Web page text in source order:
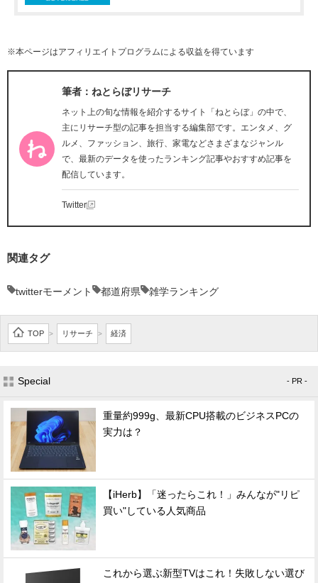
※本ページはアフィリエイトプログラムによる収益を得ています
筆者：ねとらぼリサーチ
ネット上の旬な情報を紹介するサイト「ねとらぼ」の中で、
主にリサーチ型の記事を担当する編集部です。エンタメ、グ
ルメ、ファッション、旅行、家電などさまざまなジャンル
で、最新のデータを使ったランキング記事やおすすめ記事を
配信しています。
Twitter
関連タグ
twitterモーメント 都道府県 雑学ランキング
TOP > リサーチ > 経済
Special - PR -
重量約999g、最新CPU搭載のビジネスPCの
実力は？
【iHerb】「迷ったらこれ！」みんなが"リピ
買い"している人気商品
これから選ぶ新型TVはこれ！失敗しない選び